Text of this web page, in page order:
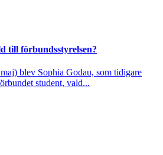
till förbundsstyrelsen?
blev Sophia Godau, som tidigare
student, vald...